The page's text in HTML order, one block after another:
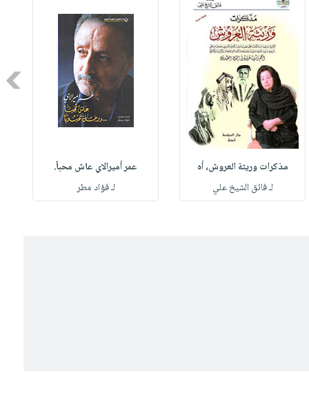
مذكرات وريثة العروش، أه
لـ فائق الشيخ علي
عمر أميرالاي عاش محباً.
لـ فؤاد مطر